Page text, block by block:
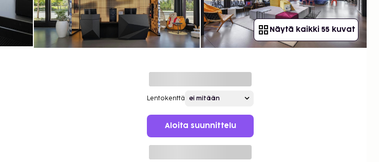
Näytä kaikki 55 kuvat
Lentokenttä
Aloita suunnittelu